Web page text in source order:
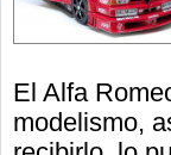
El Alfa
modelismo,